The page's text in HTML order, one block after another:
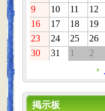
9
10 11 12
16
17 18 19
23
24 25 26
30
31 1 2
掲示板